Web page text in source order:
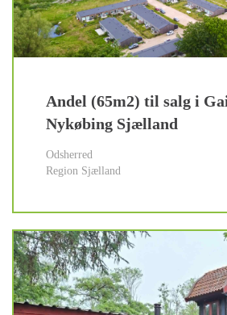
Andel (65m2) til salg i
Nykøbing Sjælland
Odsherred
Region Sjælland